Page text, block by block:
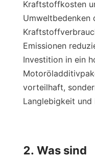
Kraftstoffkosten
Umweltbedenken
Emissionen
Investition in ein
vorteilhaft,
Langlebigkeit und
2. Was sind